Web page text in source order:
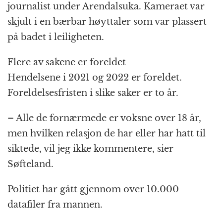
journalist under Arendalsuka. Kameraet var
skjult i en bærbar høyttaler som var plassert
på badet i leiligheten.
Flere av sakene er foreldet
Hendelsene i 2021 og 2022 er foreldet.
Foreldelsesfristen i slike saker er to år.
– Alle de fornærmede er voksne over 18 år,
men hvilken relasjon de har eller har hatt til
siktede, vil jeg ikke kommentere, sier
Søfteland.
Politiet har gått gjennom over 10.000
datafiler fra mannen.